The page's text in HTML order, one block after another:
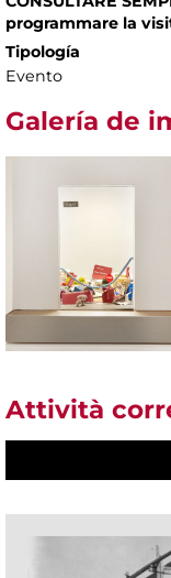
programmare la
Tipología
Evento
Galería de
Attività